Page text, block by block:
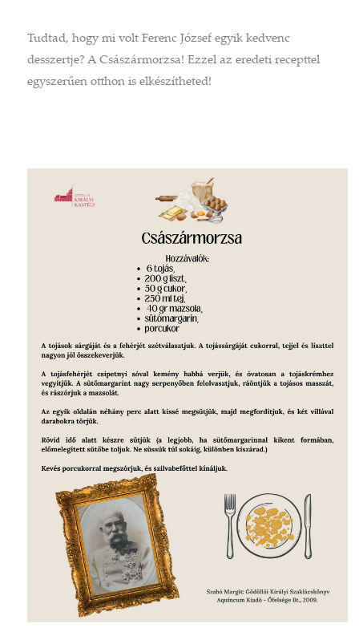
Tudtad, hogy mi volt Ferenc József egyik kedvenc
desszertje? A Császármorzsa! Ezzel az eredeti recepttel
egyszerűen otthon is elkészítheted!